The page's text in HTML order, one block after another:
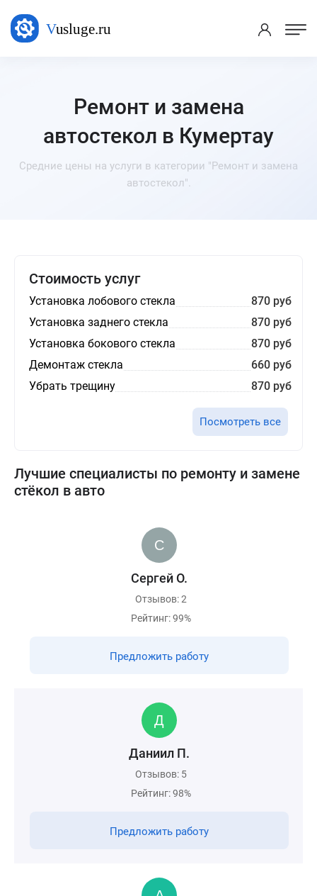
Ремонт и замена
автостекол в Кумертау
Средние цены на услуги в категории "Ремонт и замена
автостекол".
Стоимость услуг
Установка лобового стекла
870 руб
Установка заднего стекла
870 руб
Установка бокового стекла
870 руб
Демонтаж стекла
660 руб
Убрать трещину
870 руб
Посмотреть все
Лучшие специалисты по ремонту и замене
стёкол в авто
Сергей О.
Отзывов: 2
Рейтинг: 99%
Предложить работу
Даниил П.
Отзывов: 5
Рейтинг: 98%
Предложить работу